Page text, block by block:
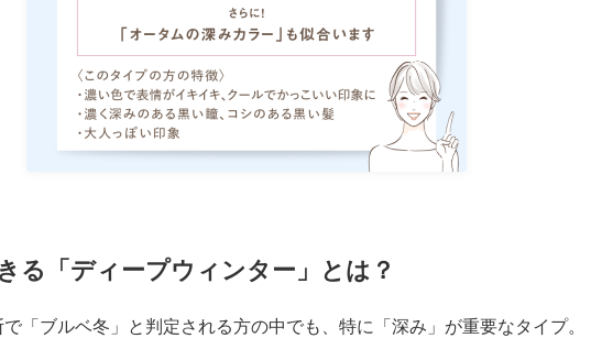
る「ディープウィンター」とは？
「ブルベ冬」と判定される方の中でも、特に「深み」が重要なタイプ。